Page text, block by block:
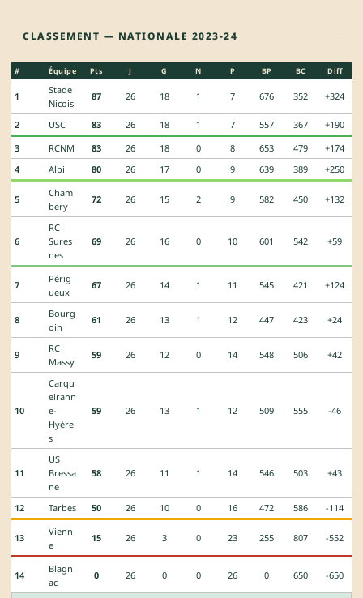
CLASSEMENT — NATIONALE 2023-24
# Équipe Pts J G N P BP BC Diff
1
Stade
Nicois
87 26 18 1 7 676 352 +324
2 USC 83 26 18 1 7 557 367
+190
3
RCNM 83 26 18 0 8 653 479
+174
4
Albi 80 26 17 0 9 639 389 +250
5
Cham
bery
72 26 15 2 9 582 450 +132
6
RC
Sures
nes
69 26 16 0 10 601 542 +59
7
Périg
ueux
67 26 14 1 11 545 421 +124
8
Bourg
oin
61 26 13 1 12 447 423 +24
9
RC
Massy
59 26 12 0 14 548 506 +42
10
Carqu
eirann
e-
Hyère
s
59 26 13 1 12 509 555 -46
11
US
Bressa
ne
58 26 11 1 14 546 503 +43
12 Tarbes 50 26 10 0 16 472 586 -114
13
Vienn
e
15 26 3 0 23 255 807 -552
14
Blagn
ac
0 26 0 0 26 0 650 -650